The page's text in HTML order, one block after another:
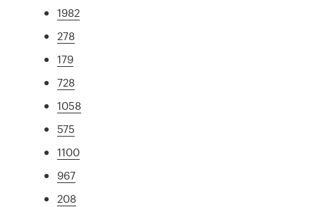
1982
278
179
728
1058
575
1100
967
208